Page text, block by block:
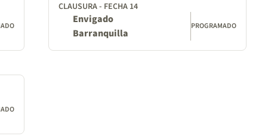
CLAUSURA - FECHA 14
Envigado
Barranquilla
PROGRAMADO